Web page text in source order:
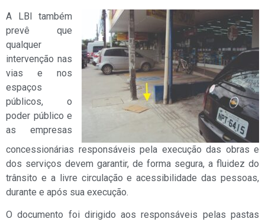
A LBI também
prevê que
qualquer
intervenção nas
vias e nos
espaços
públicos, o
poder público e
as empresas
concessionárias responsáveis pela execução das obras e
dos serviços devem garantir, de forma segura, a fluidez do
trânsito e a livre circulação e acessibilidade das pessoas,
durante e após sua execução.
O documento foi dirigido aos responsáveis pelas pastas